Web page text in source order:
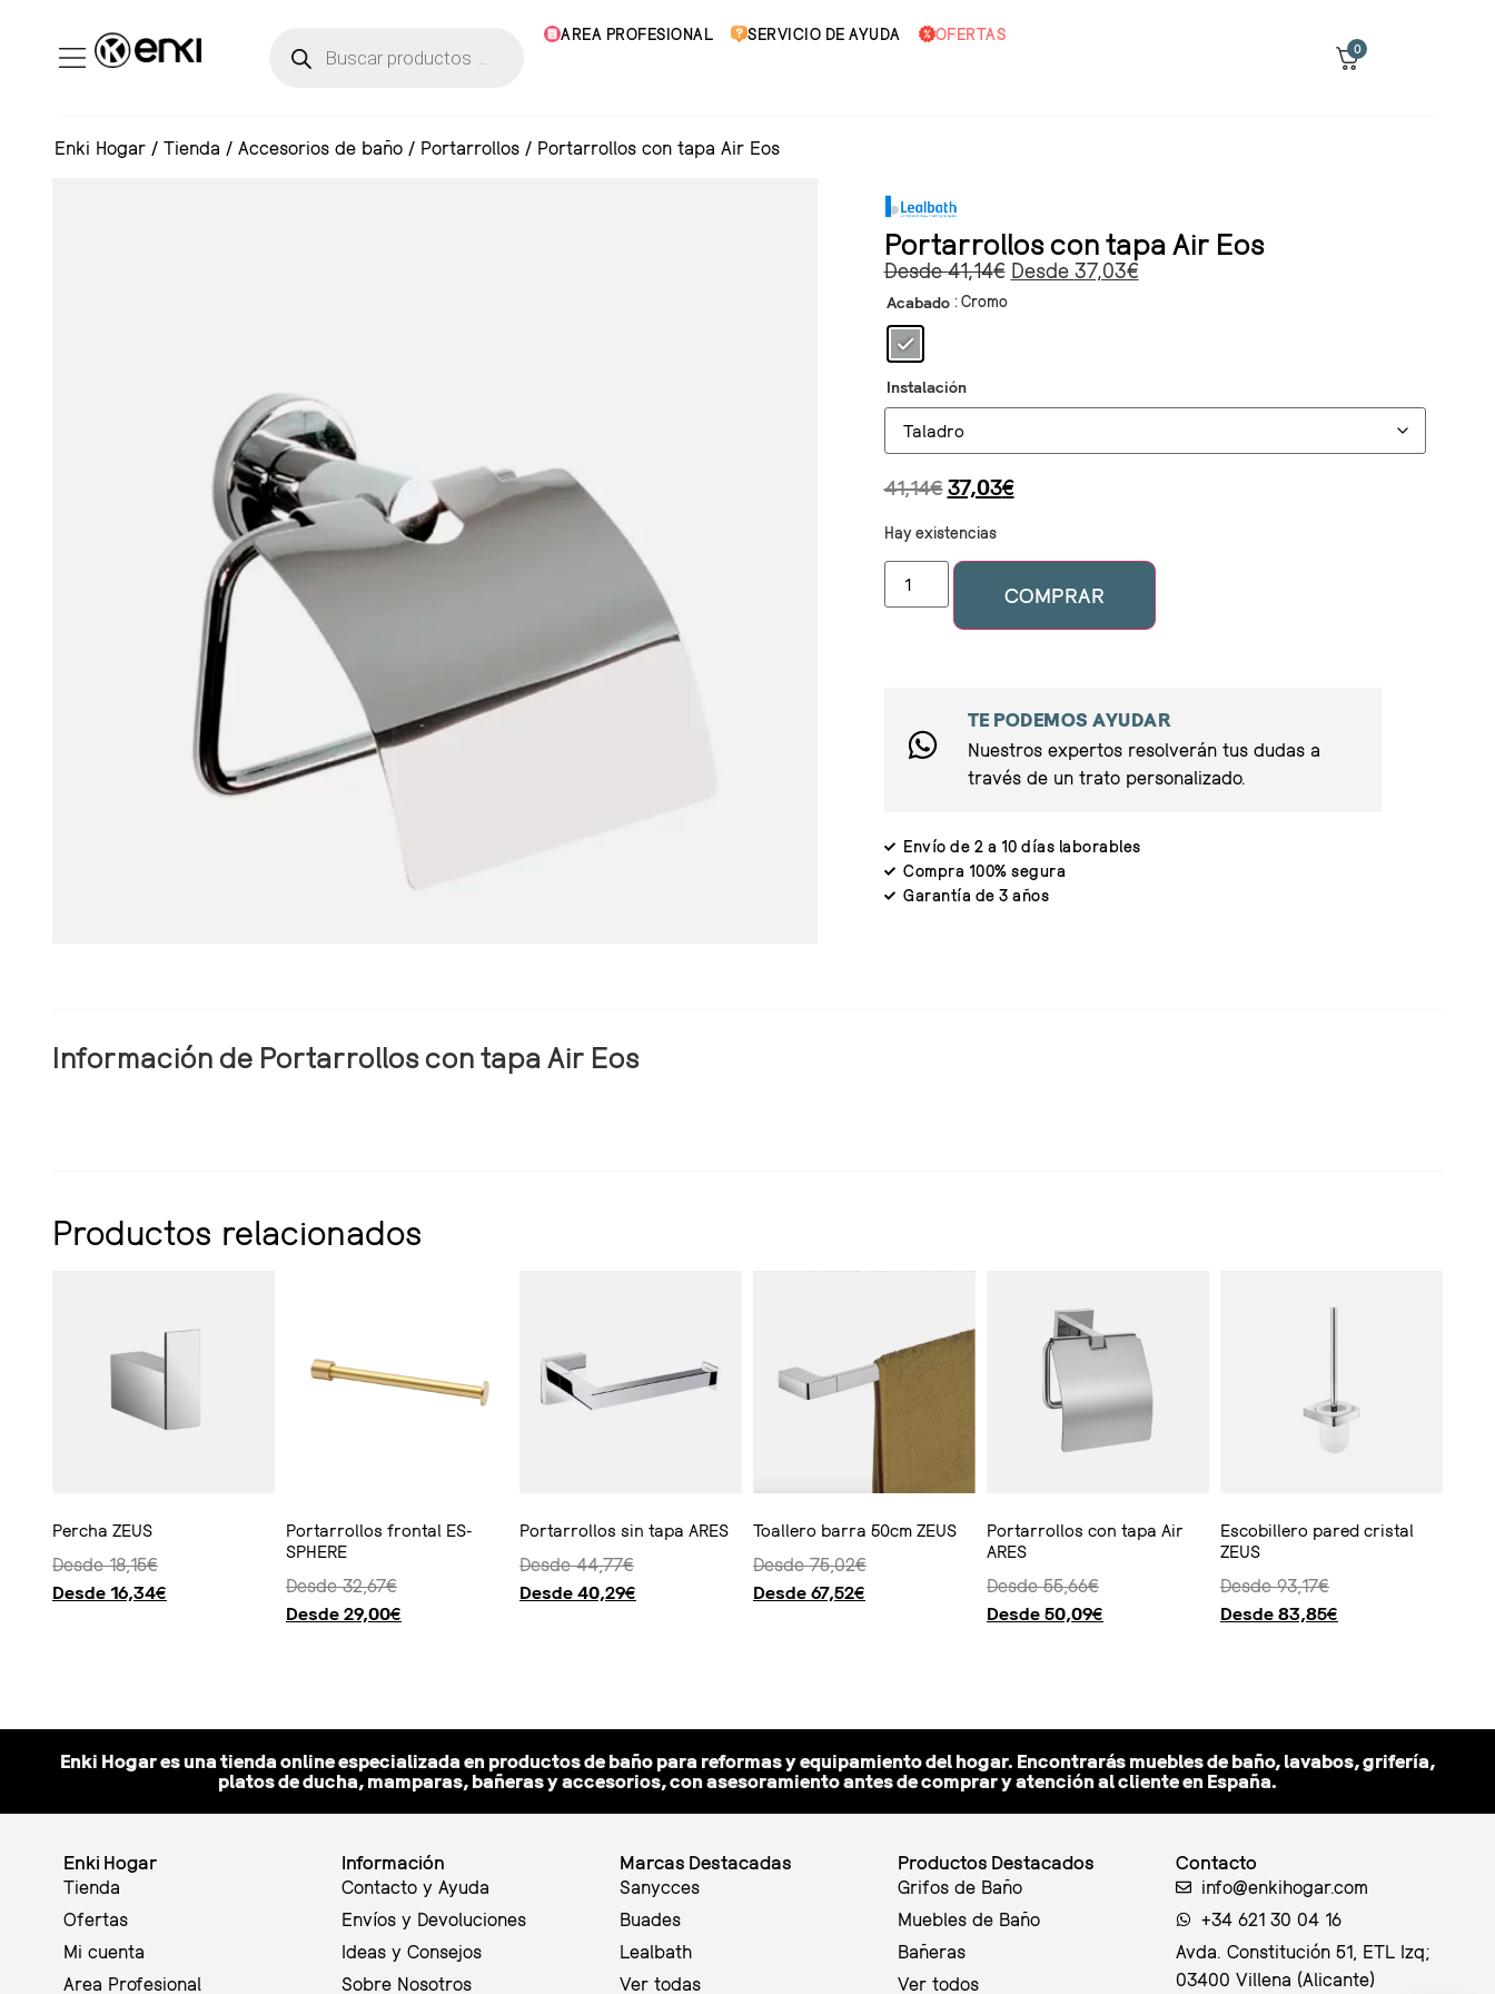
AREA PROFESIONAL SERVICIO DE AYUDA OFERTAS
0
Enki Hogar / Tienda / Accesorios de baño / Portarrollos / Portarrollos con tapa Air Eos
Portarrollos con tapa Air Eos
Desde41,14€ Desde 37,03€
Acabado : Cromo
Instalación
41,14€37,03€
Hay existencias
COMPRAR
TE PODEMOS AYUDAR
Nuestros expertos resolverán tus dudas a
través de un trato personalizado.
Envío de 2 a 10 días laborables
Compra 100% segura
Garantía de 3 años
Información de Portarrollos con tapa Air Eos
Productos relacionados
Percha ZEUS
Desde18,15€
Desde 16,34€
Portarrollos frontal ES-
SPHERE
Desde32,67€
Desde 29,00€
Portarrollos sin tapa ARES
Desde44,77€
Desde 40,29€
Toallero barra 50cm ZEUS
Desde75,02€
Desde 67,52€
Portarrollos con tapa Air
ARES
Desde55,66€
Desde 50,09€
Escobillero pared cristal
ZEUS
Desde93,17€
Desde 83,85€
Enki Hogar es una tienda online especializada en productos de baño para reformas y equipamiento del hogar. Encontrarás muebles de baño, lavabos, grifería,
platos de ducha, mamparas, bañeras y accesorios, con asesoramiento antes de comprar y atención al cliente en España.
Enki Hogar
Tienda
Ofertas
Mi cuenta
Area Profesional
Información
Contacto y Ayuda
Envíos y Devoluciones
Ideas y Consejos
Sobre Nosotros
Marcas Destacadas
Sanycces
Buades
Lealbath
Ver todas
Productos Destacados
Grifos de Baño
Muebles de Baño
Bañeras
Ver todos
Contacto
info@enkihogar.com
+34 621 30 04 16
Avda. Constitución 51, ETL Izq;
03400 Villena (Alicante)